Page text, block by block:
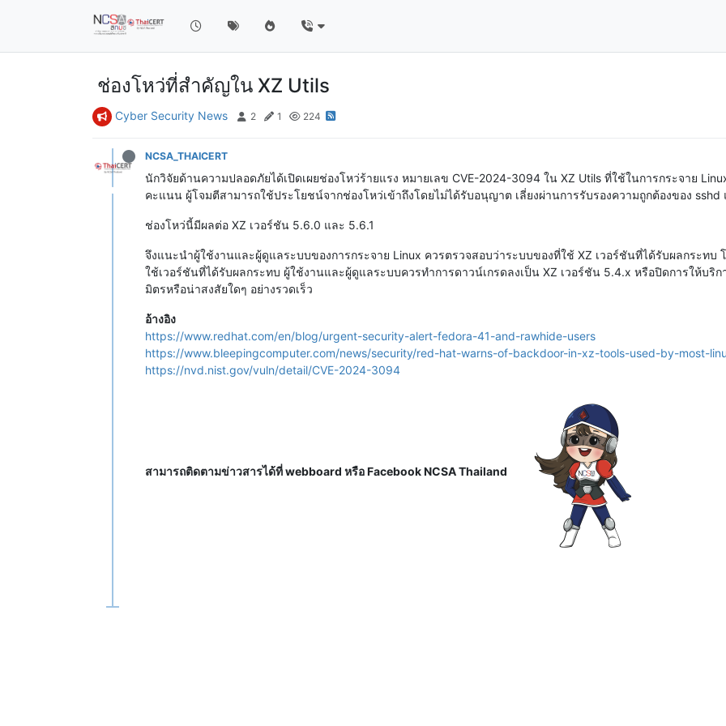
ช่องโหว่ที่สำคัญใน XZ Utils
Cyber Security News 2 1 224
NCSA_THAICERT
นักวิจัยด้านความปลอดภัยได้เปิดเผยช่องโหว่ร้ายแรง หมายเลข CVE-2024-3094 ใน XZ Utils ที่ใช้ในการกระจาย
คะแนน ผู้โจมตีสามารถใช้ประโยชน์จากช่องโหว่เข้าถึงโดยไม่ได้รับอนุญาต เลี่ยงผ่านการรับรองความถูกต้องของ sshd
ช่องโหว่นี้มีผลต่อ XZ เวอร์ชัน 5.6.0 และ 5.6.1
จึงแนะนำผู้ใช้งานและผู้ดูแลระบบของการกระจาย Linux ควรตรวจสอบว่าระบบของที่ใช้ XZ เวอร์ชันที่ได้รับผลกระท
ใช้เวอร์ชันที่ได้รับผลกระทบ ผู้ใช้งานและผู้ดูแลระบบควรทำการดาวน์เกรดลงเป็น XZ เวอร์ชัน 5.4.x หรือปิดการให้บริ
มิตรหรือน่าสงสัยใดๆ อย่างรวดเร็ว
อ้างอิง
https://www.redhat.com/en/blog/urgent-security-alert-fedora-41-and-rawhide-users
https://www.bleepingcomputer.com/news/security/red-hat-warns-of-backdoor-in-xz-tools-used-by-most-
https://nvd.nist.gov/vuln/detail/CVE-2024-3094
สามารถติดตามข่าวสารได้ที่ webboard หรือ Facebook NCSA Thailand